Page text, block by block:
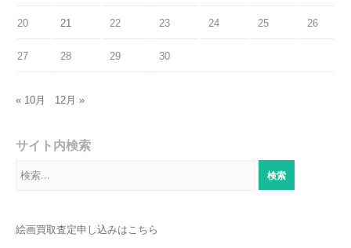
20 21 22 23 24 25 26
27 28 29 30
« 10月 12月 »
サイト内検索
索:
絵画買取査定申し込みはこちら